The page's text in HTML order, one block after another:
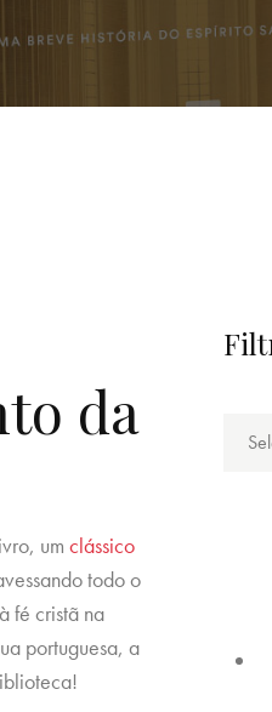
da
um clássico
todo o
fé cristã na
portuguesa, a